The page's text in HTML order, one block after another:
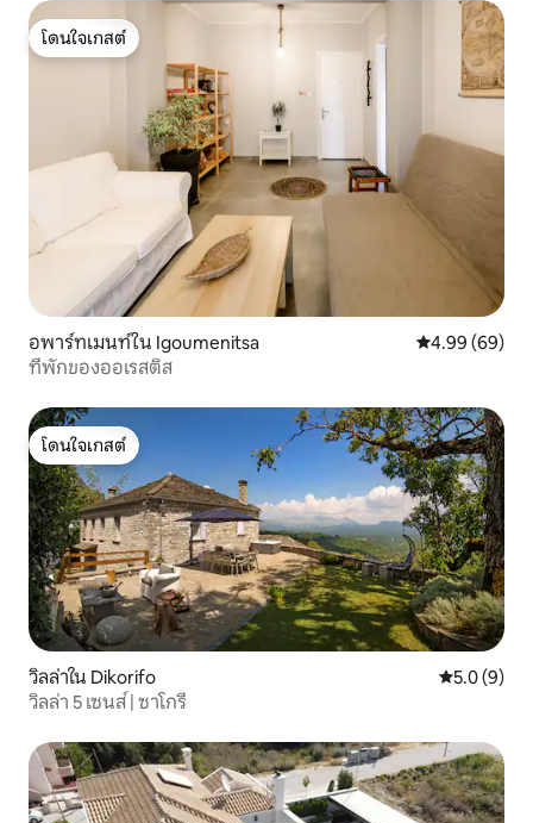
โดนใจเกสต์
โดนใจเกสต์
อพาร์ทเมนท์ใน Igoumenitsa คะแนนเฉลี่ย
4.99 (69)
ที่พักของออเรสติส
โดนใจเกสต์
โดนใจเกสต์
วิลล่าใน Dikorifo คะแนนเฉลี่
5.0 (9)
วิลล่า 5 เซนส์ | ซาโกรี